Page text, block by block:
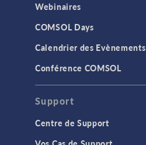
Webinaires
COMSOL Days
Calendrier des Evènements
Conférence COMSOL
Support
Centre de Support